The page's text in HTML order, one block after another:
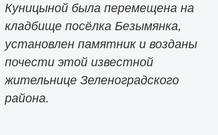
Куницыной была перемещена на
кладбище посёлка Безымянка,
установлен памятник и возданы
почести этой известной
жительнице Зеленоградского
района.